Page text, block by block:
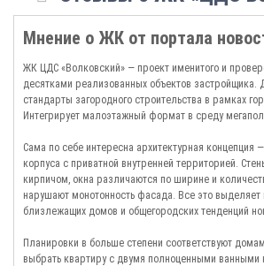
декларацией и разрешением на строительство, а
можно на нашем сайте.
Мнение о ЖК от портала
ЖК ЦДС «Волковский» — проект именитого и
десятками реализованных объектов застройщика.
стандарты загородного строительства в рамках
Интегрирует малоэтажный формат в среду
Сама по себе интересна архитектурная концепция
корпуса с приватной внутренней территорией.
кирпичом, окна различаются по ширине и
нарушают монотонность фасада. Все это
близлежащих домов и общегородских тенденций
Планировки в больше степени соответствуют
выбрать квартиру с двумя полноценными ванными